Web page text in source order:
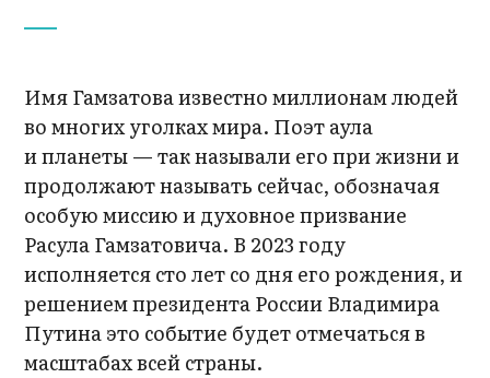
Имя Гамзатова известно миллионам людей
во многих уголках мира. Поэт аула
и планеты — так называли его при жизни и
продолжают называть сейчас, обозначая
особую миссию и духовное призвание
Расула Гамзатовича. В 2023 году
исполняется сто лет со дня его рождения, и
решением президента России Владимира
Путина это событие будет отмечаться в
масштабах всей страны.